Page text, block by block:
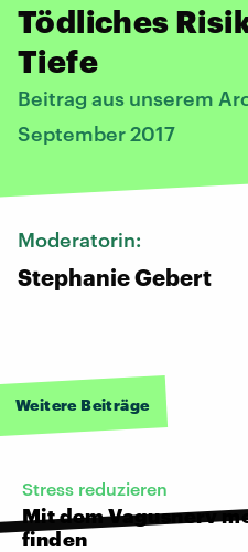
Tödliches
Tiefe
Beitrag aus unserem
September 2017
Moderatorin:
Stephanie Gebert
Weitere Beiträge
Stress reduzieren
Mit dem Vagusnerv
finden